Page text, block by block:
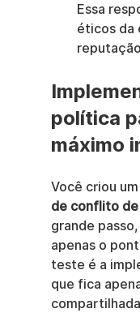
Essa
éticos da
política
máximo
Você criou um
de conflito
grande
apenas o
teste é a
que fica